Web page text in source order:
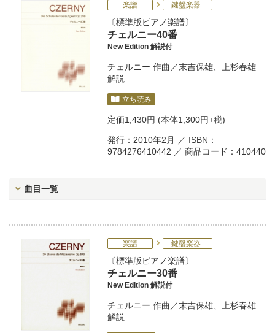
楽譜 鍵盤楽器
標準版ピアノ楽譜
チェルニー40番
New Edition 解説付
チェルニー 作曲／末吉保雄
上杉春雄
解説
立ち読み
定価1,430円 (本体1,300円+税)
発行：2010年2月 ／ ISBN：
9784276410442 ／ 商品コード：410440
曲目一覧
楽譜 鍵盤楽器
標準版ピアノ楽譜
チェルニー30番
New Edition 解説付
チェルニー 作曲／末吉保雄
上杉春雄
解説